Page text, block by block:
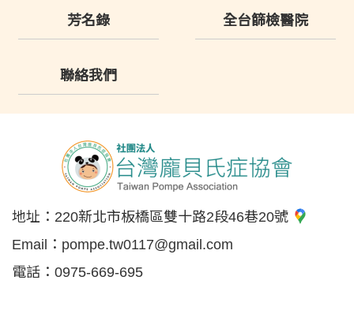
芳名錄 全台篩檢醫院
聯絡我們
地址： 220新北市板橋區雙十路2段46巷20號
Email： pompe.tw0117@gmail.com
電話： 0975-669-695